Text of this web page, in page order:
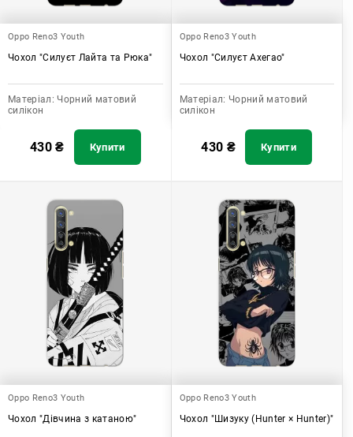
Oppo Reno3 Youth
Чохол "Силуєт Лайта та Рюка"
Матеріал: Чорний матовий
силікон
430₴ Купити
Oppo Reno3 Youth
Чохол "Силуєт Ахегао"
Матеріал: Чорний матовий
силікон
430 ₴ Купити
Oppo Reno3 Youth
Чохол "Дівчина з катаною"
Oppo Reno3 Youth
Чохол "Шизуку (Hunter × Hunter)"